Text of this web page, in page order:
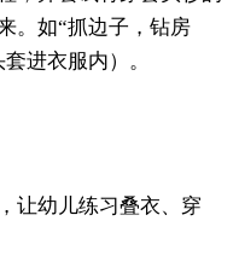
。如“抓边子，钻房
进衣服内）。
让幼儿练习叠衣、穿